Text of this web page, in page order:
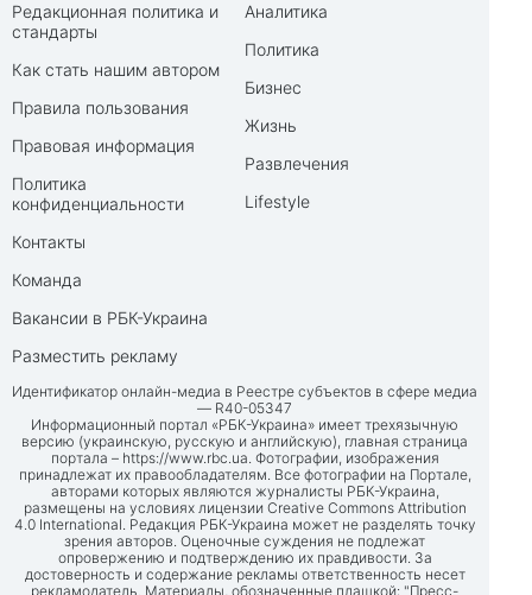
Редакционная политика и
стандарты
Как стать нашим автором
Правила пользования
Правовая информация
Политика
конфиденциальности
Контакты
Команда
Вакансии в РБК-Украина
Разместить рекламу
Аналитика
Политика
Бизнес
Жизнь
Развлечения
Lifestyle
Идентификатор онлайн-медиа в Реестре субъектов в сфере медиа
— R40-05347
Информационный портал «РБК-Украина» имеет трехязычную
версию (украинскую, русскую и английскую), главная страница
портала – https://www.rbc.ua. Фотографии, изображения
принадлежат их правообладателям. Все фотографии на Портале,
авторами которых являются журналисты РБК-Украина,
размещены на условиях лицензии Creative Commons Attribution
4.0 International. Редакция РБК-Украина может не разделять точку
зрения авторов. Оценочные суждения не подлежат
опровержению и подтверждению их правдивости. За
достоверность и содержание рекламы ответственность несет
рекламодатель. Материалы, обозначенные плашкой: "Пресс-